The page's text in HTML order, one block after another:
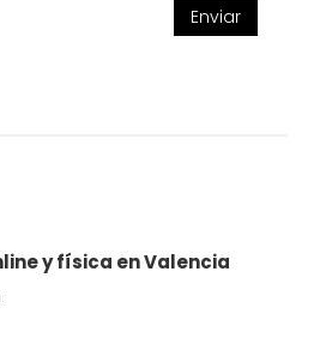
Enviar
y física en Valencia